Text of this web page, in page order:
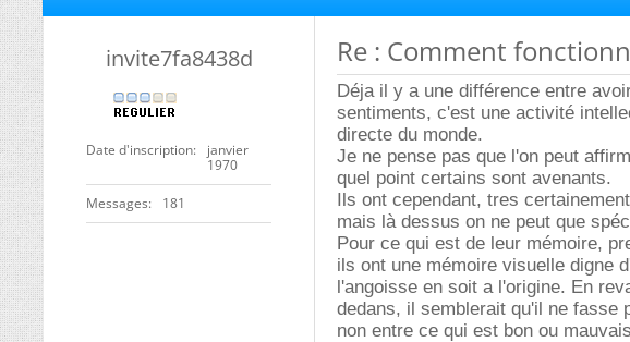
invite7fa8438d
Date d'inscription
janvier
1970
Messages 181
Re : Comment
Déja il y a une différence entre
sentiments, c'est une activité
directe du monde.
Je ne pense pas que l'on peut
quel point certains sont avenants.
Ils ont cependant, tres
mais là dessus on ne peut que
Pour ce qui est de leur mémoire,
ils ont une mémoire visuelle digne
l'angoisse en soit a l'origine. En
dedans, il semblerait qu'il ne fasse
non entre ce qui est bon ou